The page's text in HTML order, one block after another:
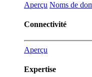
Aperçu Noms de
Connectivité
Aperçu
Expertise